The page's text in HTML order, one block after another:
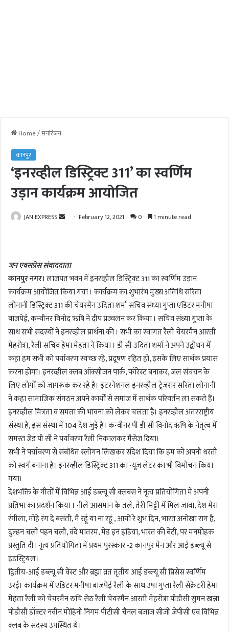
Home/मनोरंजन
कानपुर
‘इनरव्हील डिस्ट्रिक्ट 311’ का स्वर्णिम
उड़ान कार्यक्रम आयोजित
JAN EXPRESS
a
n
e
m
a
i
l
February 12, 2021 0 1 minute read
जन एक्सप्रेस संवाददाता
कानपुर नगर। लाजपत भवन में इनरव्हील डिस्ट्रिक्ट 311 का स्वर्णिम उड़ान
कार्यक्रम आयोजित किया गया । कार्यक्रम का शुभारंभ मुख्य अतिथि सरिता
लोनानी डिस्ट्रिक्ट 311 की चेयरमैन उदिता शर्मा सचिव संध्या गुप्ता एडिटर मनीषा
बाजपेई, कन्वीनर विनोद ऋषि ने दीप प्रज्वलन कर किया । सचिव संध्या गुप्ता के
साथ सभी सदस्यों ने इनरव्हील प्रार्थना की । सभी का स्वागत रैली चेयरमैन आरती
मेहरोत्रा, रैली सचिव हेमा मेहता ने किया । डी सी उदिता शर्मा ने अपने उद्बोधन में
कहा हम सभी को पर्यावरण स्वच्छ रहे, प्रदूषण रहित हो, इसके लिए सार्थक प्रयास
करना होगा। इनरव्हील क्लब ऑक्सीजन पार्क, फॉरेस्ट बनाकर, जल संचयन के
लिए लोगों को जागरूक कर रहे हैं। इंटरनेशनल इनरव्हील ट्रेजरार सरिता लोनानी
ने कहा सामाजिक संगठन अपने कार्यों से समाज में सार्थक परिवर्तन ला सकते हैं।
इनरव्हील मित्रता व समता की भावना को लेकर चलता है। इनरव्हील अंतरराष्ट्रीय
संस्था है, इस संस्था में 104 देश जुड़े हैं। कन्वीनर पी डी सी विनोद ऋषि के नेतृत्व में
समस्त जेड पी सी ने पर्यावरण रैली निकालकर मैसेज दिया।
सभी ने पर्यावरण से संबंधित स्लोगन लिखकर संदेश दिया कि हम को अपनी धरती
को स्वर्ग बनाना है। इनरव्हील डिस्ट्रिक्ट 311 का न्यूज लेटर का भी विमोचन किया
गया।
देशभक्ति के गीतों में विभिन्न आई डब्ल्यू सी क्लबस ने नृत्य प्रतियोगिता में अपनी
प्रतिभा का प्रदर्शन किया । नीले आसमान के तले, तेरी मिट्टी में मिल जावा, देश मेरा
रंगीला, मोहे रंग दे बसंती, मैं रहूं या ना रहूं , आयो रे शुभ दिन, भारत अनोखा राग है,
दुल्हन चली पहन चली, वंदे मातरम, मेड इन इंडिया, भारत की बेटी, पर मनमोहक
प्रस्तुति दी। नृत्य प्रतियोगिता में प्रथम पुरस्कार -2 कानपुर मेन और आई डब्ल्यू से
इंडस्ट्रियल।
द्वितीय-आई डब्ल्यू सी वेस्ट और ब्रह्मा व्रत तृतीय आई डब्ल्यू सी प्रिंसेस स्वर्णिम
उरई। कार्यक्रम में एडिटर मनीषा बाजपेई रैली के साथ उषा गुप्ता रैली सेक्रेटरी हेमा
मेहता रैली को चेयरमैन रुचि सेठ रैली चेयरमैन आरती मेहरोत्रा पीडीसी सुमन खन्ना
पीडीसी डॉक्टर नवीन मोहिनी निगम पीटीसी चैनल बजाज सीजी जेपीसी एवं विभिन्न
क्लब के सदस्य उपस्थित थे।